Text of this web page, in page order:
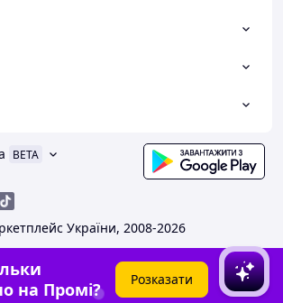
BETA
України, 2008-2026
на Промі?
Розказати